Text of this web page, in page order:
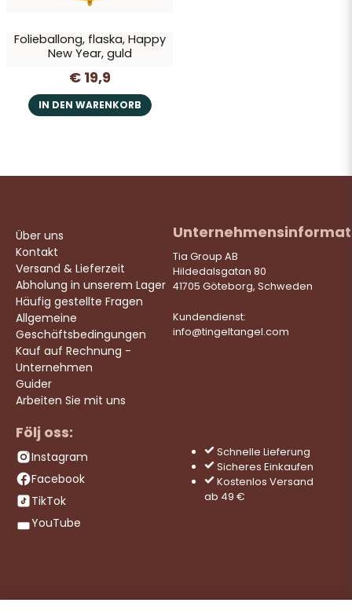
Folieballong, flaska, Happy
New Year, guld
€ 19,9
IN DEN WARENKORB
Über uns
Kontakt
Versand & Lieferzeit
Abholung in unserem Lager
Häufig gestellte Fragen
Allgemeine
Geschäftsbedingungen
Kauf auf Rechnung -
Unternehmen
Guider
Arbeiten Sie mit uns
Tia Group AB
Hildedalsgatan 80
41705 Göteborg, Schweden
Kundendienst:
info@tingeltangel.com
Följ oss:
Instagram
Facebook
TikTok
YouTube
Schnelle Lieferung
Sicheres Einkaufen
Kostenlos Versand
ab 49 €